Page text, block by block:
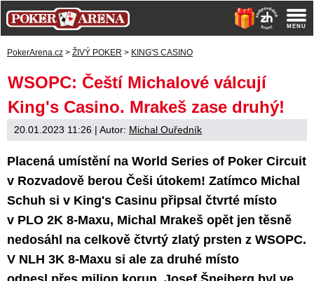
PokerArena.cz > ŽIVÝ POKER > KING'S CASINO
WSOPC: Čeští Michalové válcují
King's Casino. Mrakeš zase druhý!
20.01.2023 11:26 | Autor: Michal Ouředník
Placená umístění na World Series of Poker Circuit
v Rozvadově berou Češi útokem! Zatímco Michal
Schuh si v King's Casinu připsal čtvrté místo
v PLO 2K 8-Maxu, Michal Mrakeš opět jen těsně
nedosáhl na celkově čtvrtý zlatý prsten z WSOPC.
V NLH 3K 8-Maxu si ale za druhé místo